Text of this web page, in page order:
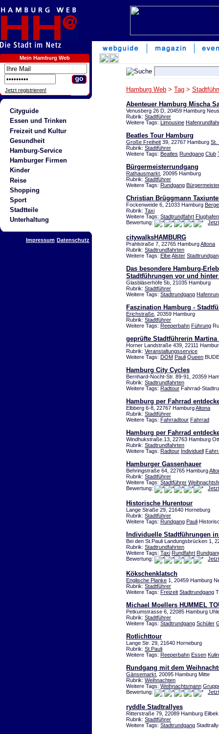
Mein Hamburg Web
Jetzt registrieren!
Cityguide
Essen und Trinken
Freizeit und Kultur
Gesundheit
Hamburg-Service
Hamburger Firmen
Kinder
Reise
Shopping
Sport
Stadtteile
Unterhaltung
Impressum Datenschutz
Hamburg Web > Tag >
Abenteuer Hamburg Mischa
Venusberg 26 D, 20459 Hamburg
Rubrik: Stadtführer
Weitere Tags: Limousine
Beatles Tour Hamburg
Große Freiheit 39, 22767 Hamburg St.
Rubrik: Stadtführer
Weitere Tags: Beatles Rundgang Club
Bürgermeisterrundgang
Rathausmarkt , 20095 Hamburg
Rubrik: Stadtführer
Weitere Tags: Rundgang
Christian Brüggmann
Fockenweide 6, 21033 Hamburg
Rubrik: Taxi
Weitere Tags: Stadtrundfahrt
Bewertung:
citywalksHAMBURG
Prahlstraße 7, 22765 HamburgAltona
Rubrik: Stadtrundfahrten
Weitere Tags: ElbeAlster
Das besondere Hamburg-
Stadtführungen vor und
Glasbläserhöfe 5b, 21035 Hamburg
Rubrik: Stadtführer
Weitere Tags: Stadtrundgang
Faszination Hamburg -
Erichstraße , 20359 Hamburg
Rubrik: Stadtführer
Weitere Tags: Reeperbahn Führung
geprüfte Stadtführerin Martina
Horner Landstraße 439, 22111
Rubrik: Veranstaltungsservice
Weitere Tags: DOM Pauli Queen
Hamburg City Cycles
Bernhard-Nocht-Str. 89-91, 20359
Rubrik: Stadtrundfahrten
Weitere Tags: Radtour Fahrrad-
Hamburg per Fahrrad
Elbberg 6-8, 22767 HamburgAltona
Rubrik: Stadtführer
Weitere Tags: Fahrradtour Fahrrad
Hamburg per Fahrrad
Windhukstraße.13, 22763 Hamburg
Rubrik: Stadtrundfahrten
Weitere Tags: Radtour Individuell
Hamburger Gassenhauer
Behringstraße 64, 22765 Hamburg
Rubrik: Stadtführer
Weitere Tags: Stadtführer
Bewertung:
Historische Hurentour
Lange Straße 29, 21640 Horneburg
Rubrik: Stadtführer
Weitere Tags: Rundgang Pauli
Individuelle Stadtführungen
Bei den St.Pauli Landungsbrücken 1,
Rubrik: Stadtrundfahrten
Weitere Tags: Taxi Rundfahrt
Bewertung:
Kökschenklatsch
Englische Planke 1, 20459 Hamburg
Rubrik: Stadtführer
Weitere Tags: Freizeit Stadtrundgang
Michael Moellers HUMMEL
Petkumstrasse 6, 22085 Hamburg
Rubrik: Stadtführer
Weitere Tags: Stadtrundgang Schüler
Rotlichttour
Lange Str. 29, 21640 Horneburg
Rubrik: St.Pauli
Weitere Tags: Reeperbahn Essen
Rundgang mit dem
Gänsemarkt , 20095 Hamburg Mitte
Rubrik: Weihnachten
Weitere Tags: Weihnachtsmann
Bewertung:
ryddle Stadtrallyes
Ritterstraße 79, 22089 Hamburg Eilbek
Rubrik: Stadtführer
Weitere Tags: Stadtrundgang